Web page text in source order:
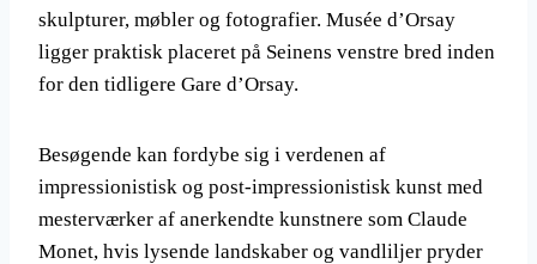
skulpturer, møbler og fotografier. Musée d’Orsay
ligger praktisk placeret på Seinens venstre bred inden
for den tidligere Gare d’Orsay.
Besøgende kan fordybe sig i verdenen af
impressionistisk og post-impressionistisk kunst med
mesterværker af anerkendte kunstnere som Claude
Monet, hvis lysende landskaber og vandliljer pryder